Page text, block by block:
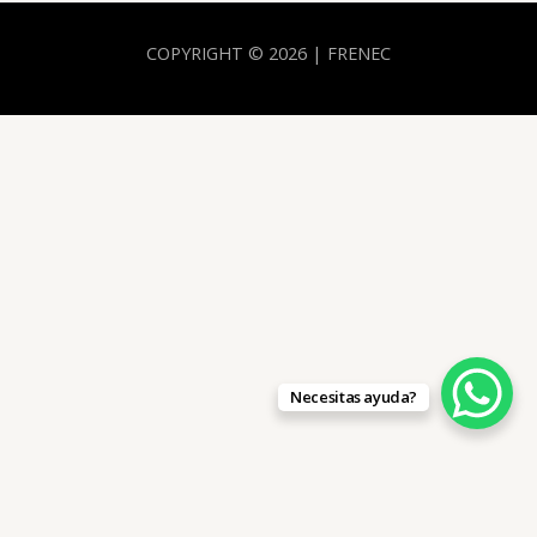
COPYRIGHT © 2026 | FRENEC
Necesitas ayuda?